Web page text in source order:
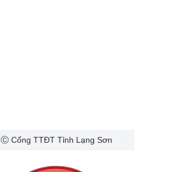
Ⓒ Cổng TTĐT Tỉnh Lạng Sơn